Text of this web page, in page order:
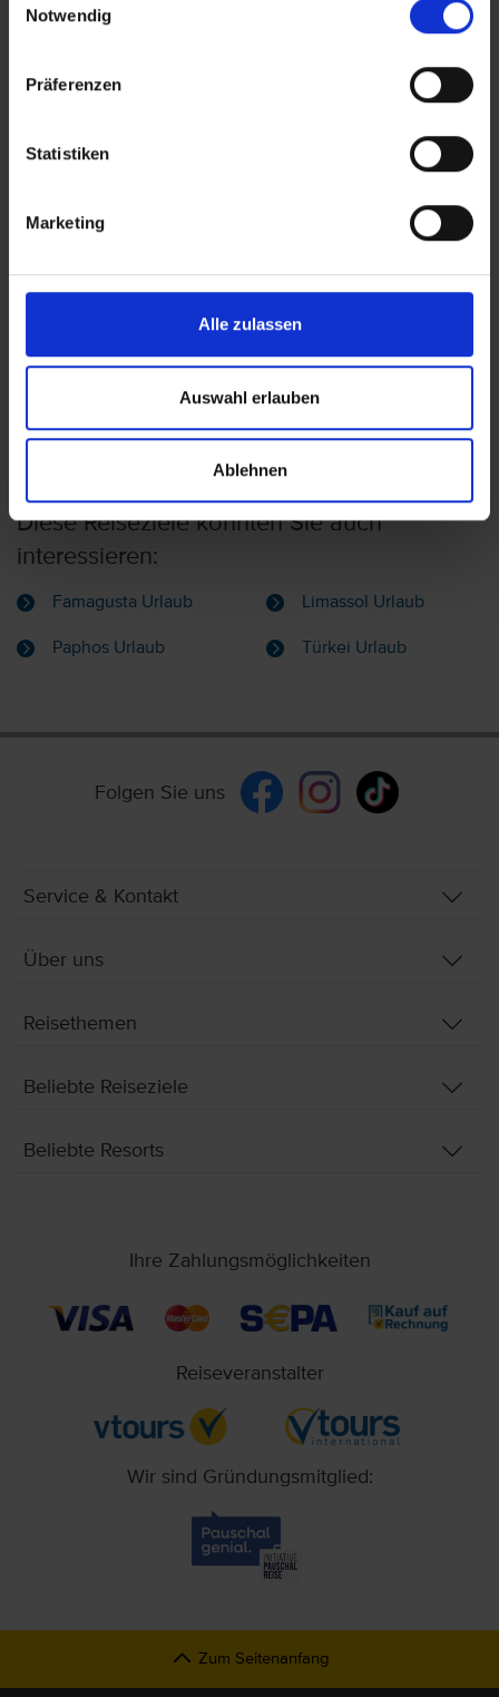
Notwendig
Präferenzen
Statistiken
Marketing
Alle zulassen
Auswahl erlauben
Ablehnen
The Golden Bay Beach
Larnaka
Diese Reiseziele könnten Sie auch
interessieren:
Famagusta Urlaub Limassol Urlaub
Paphos Urlaub Türkei Urlaub
Folgen Sie uns
Service & Kontakt
Über uns
Reisethemen
Beliebte Reiseziele
Beliebte Resorts
Ihre Zahlungsmöglichkeiten
Reiseveranstalter
Wir sind Gründungsmitglied:
Zum Seitenanfang